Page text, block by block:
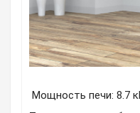
Мощность печи: 8.7